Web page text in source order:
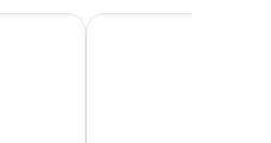
Dhoani Maldives